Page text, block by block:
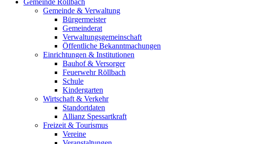
Gemeinde Röllbach
Gemeinde & Verwaltung
Bürgermeister
Gemeinderat
Verwaltungsgemeinschaft
Öffentliche Bekanntmachungen
Einrichtungen & Institutionen
Bauhof & Versorger
Feuerwehr Röllbach
Schule
Kindergarten
Wirtschaft & Verkehr
Standortdaten
Allianz Spessartkraft
Freizeit & Tourismus
Vereine